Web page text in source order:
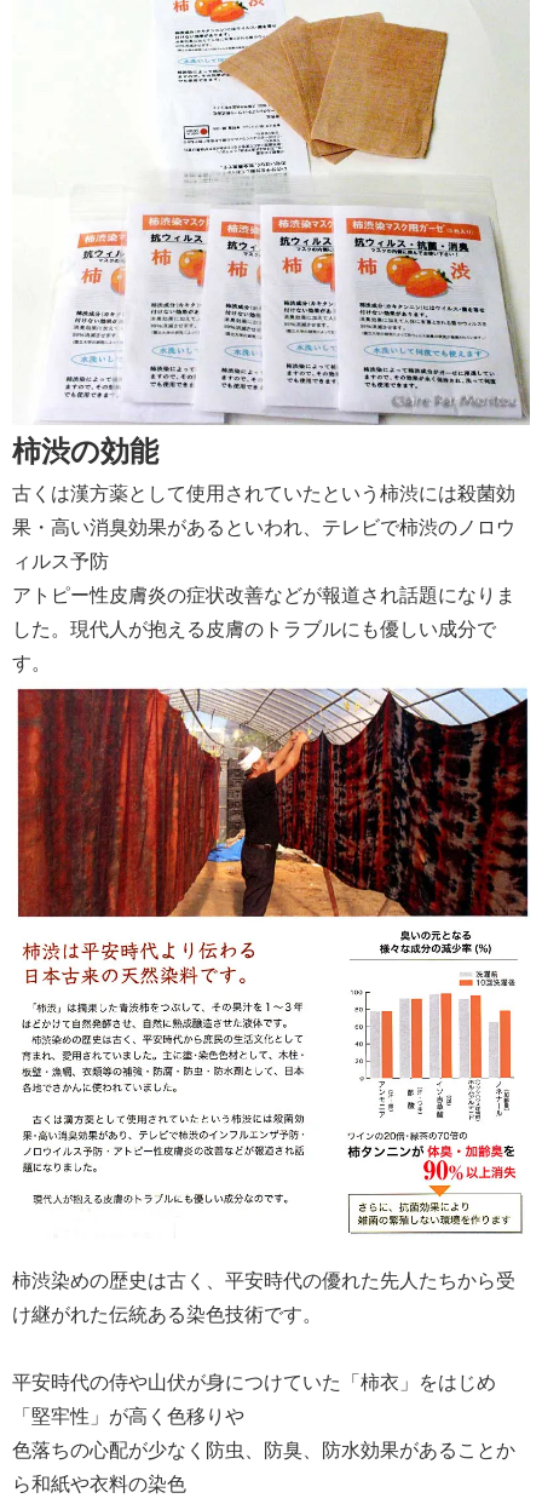
柿渋の効能
古くは漢方薬として使用されていたという柿渋には殺菌効
果・高い消臭効果があるといわれ、テレビで柿渋のノロウ
ィルス予防
アトピー性皮膚炎の症状改善などが報道され話題になりま
した。現代人が抱える皮膚のトラブルにも優しい成分で
す。
柿渋染めの歴史は古く、平安時代の優れた先人たちから受
け継がれた伝統ある染色技術です。
平安時代の侍や山伏が身につけていた「柿衣」をはじめ
「堅牢性」が高く色移りや
色落ちの心配が少なく防虫、防臭、防水効果があることか
ら和紙や衣料の染色